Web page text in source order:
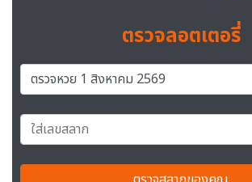
ตรวจลอตเตอรี่